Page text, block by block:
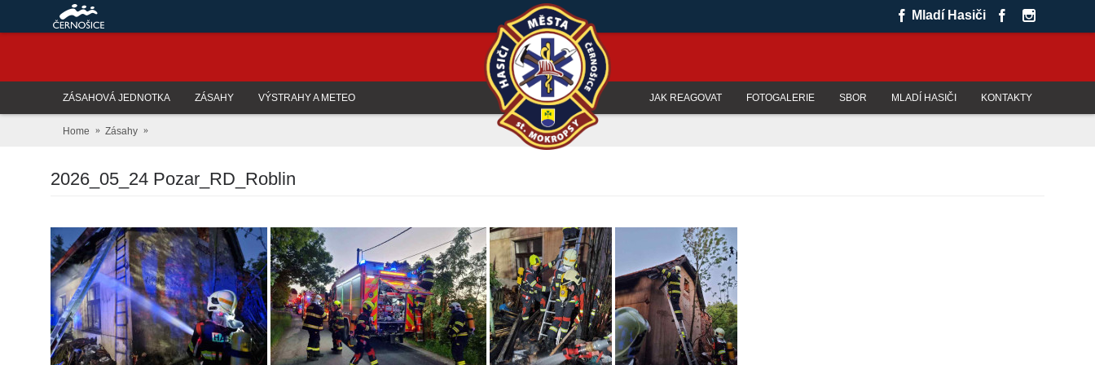
Mladí Hasiči
ZÁSAHOVÁ JEDNOTKA ZÁSAHY VÝSTRAHY A METEO KONTAKTY
MLADÍ HASIČI
SBOR
FOTOGALERIE
JAK REAGOVAT
Home Zásahy
2026_05_24 Pozar_RD_Roblin